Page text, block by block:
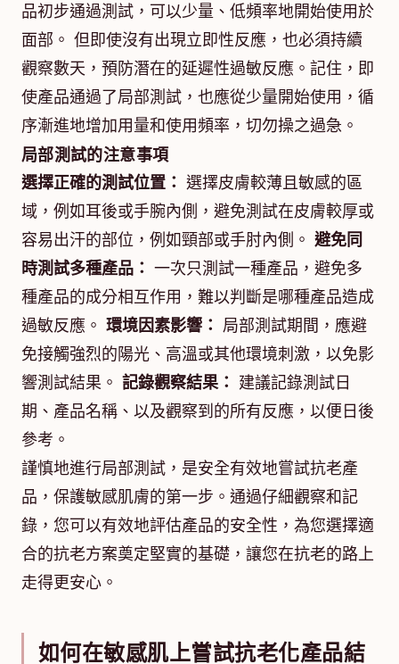
品初步通過測試，可以少量、低頻率地開始使用於
面部。 但即使沒有出現立即性反應，也必須持續
觀察數天，預防潛在的延遲性過敏反應。記住，即
使產品通過了局部測試，也應從少量開始使用，循
序漸進地增加用量和使用頻率，切勿操之過急。
局部測試的注意事項
選擇正確的測試位置： 選擇皮膚較薄且敏感的區
域，例如耳後或手腕內側，避免測試在皮膚較厚或
容易出汗的部位，例如頸部或手肘內側。 避免同
時測試多種產品： 一次只測試一種產品，避免多
種產品的成分相互作用，難以判斷是哪種產品造成
過敏反應。 環境因素影響： 局部測試期間，應避
免接觸強烈的陽光、高溫或其他環境刺激，以免影
響測試結果。 記錄觀察結果： 建議記錄測試日
期、產品名稱、以及觀察到的所有反應，以便日後
參考。
謹慎地進行局部測試，是安全有效地嘗試抗老產
品，保護敏感肌膚的第一步。通過仔細觀察和記
錄，您可以有效地評估產品的安全性，為您選擇適
合的抗老方案奠定堅實的基礎，讓您在抗老的路上
走得更安心。
如何在敏感肌上嘗試抗老化產品結